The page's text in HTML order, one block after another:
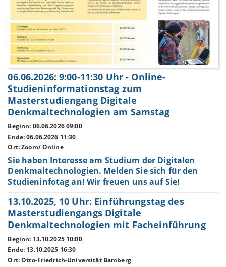
06.06.2026: 9:00-11:30 Uhr - Online-
Studieninformationstag zum
Masterstudiengang Digitale
Denkmaltechnologien am Samstag
Beginn: 06.06.2026 09:00
Ende: 06.06.2026 11:30
Ort: Zoom/ Online
Sie haben Interesse am Studium der Digitalen
Denkmaltechnologien. Melden Sie sich für den
Studieninfotag an! Wir freuen uns auf Sie!
13.10.2025, 10 Uhr: Einführungstag des
Masterstudiengangs Digitale
Denkmaltechnologien mit Facheinführung
Beginn: 13.10.2025 10:00
Ende: 13.10.2025 16:30
Ort: Otto-Friedrich-Universität Bamberg